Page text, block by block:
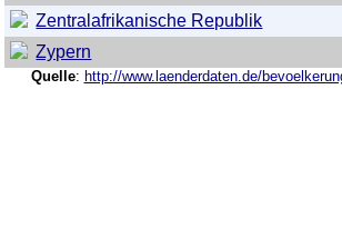
Zentralafrikanische Republik
Zypern
Quelle: http://www.laenderdaten.de/